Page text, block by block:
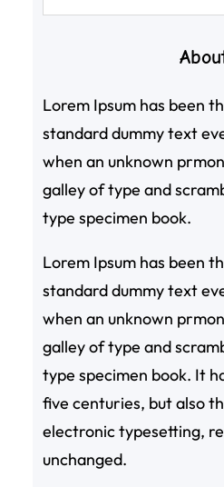
Lorem Ipsum has been
standard dummy text
when an unknown
galley of type and
type specimen book.
Lorem Ipsum has been
standard dummy text
when an unknown
galley of type and
type specimen book. It
five centuries, but also
electronic typesetting,
unchanged.